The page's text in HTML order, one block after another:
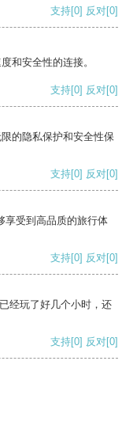
支持[0] 反对[0]
和安全性的连接。
支持[0] 反对[0]
的隐私保护和安全性保
支持[0] 反对[0]
享受到高品质的旅行体
支持[0] 反对[0]
经玩了好几个小时，还
支持[0] 反对[0]